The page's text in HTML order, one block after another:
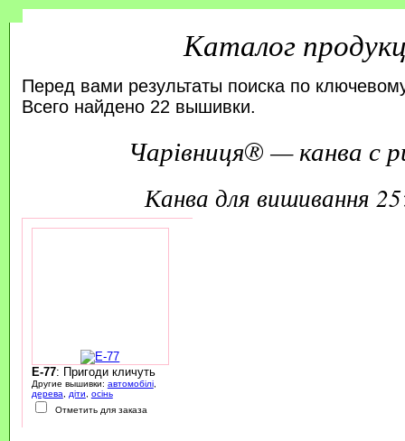
Каталог
Перед вами результаты поиска по
Всего найдено 22 вышивки.
Чарівниця® — канва с
канва для вишивання
E-77: Пригоди кличуть
Другие вышивки: автомобілі,
дерева
діти
осінь
Отметить для заказа